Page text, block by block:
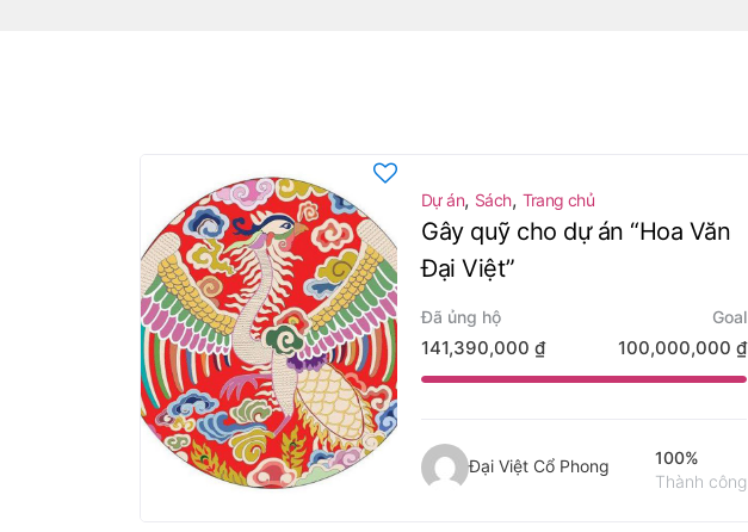
Dự án, Sách, Trang chủ
Gây quỹ cho dự án “Hoa Văn
Đại Việt”
141,390,000 ₫
Đã ủng hộ
100,000,000 ₫
Goal
Đại Việt Cổ Phong
100%
Thành công